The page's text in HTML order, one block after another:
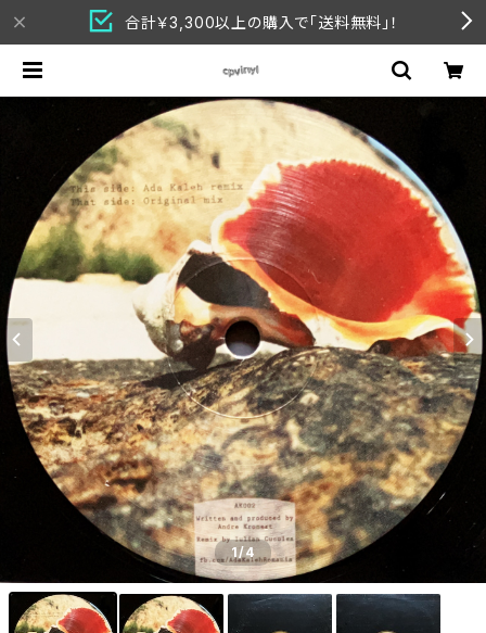
合計￥3,300以上の購入で「送料無料」！
1/4